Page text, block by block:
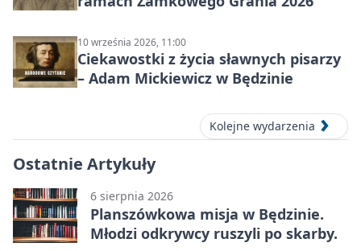
10 września 2026, 11:00
Ciekawostki z życia sławnych pisarzy
– Adam Mickiewicz w Będzinie
Kolejne wydarzenia
Ostatnie Artykuły
6 sierpnia 2026
Planszówkowa misja w Będzinie.
Młodzi odkrywcy ruszyli po skarby.